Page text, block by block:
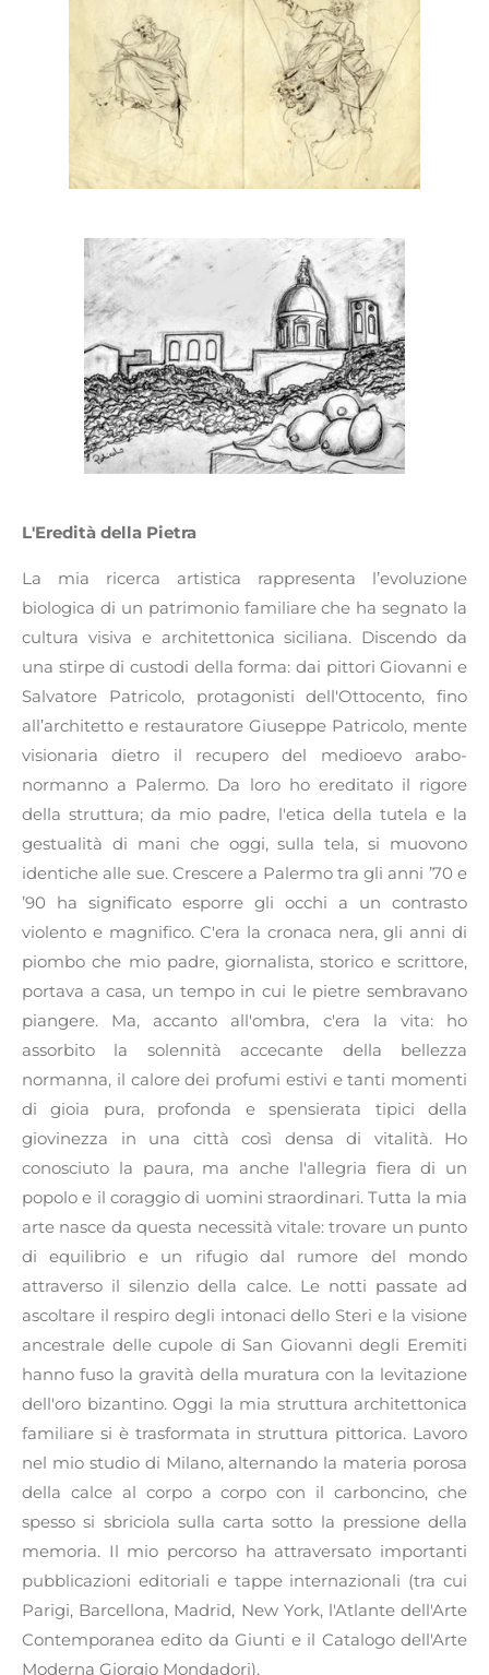
L'Eredità della Pietra
La mia ricerca artistica rappresenta l’evoluzione
biologica di un patrimonio familiare che ha segnato la
cultura visiva e architettonica siciliana. Discendo da
una stirpe di custodi della forma: dai pittori Giovanni e
Salvatore Patricolo, protagonisti dell'Ottocento, fino
all’architetto e restauratore Giuseppe Patricolo, mente
visionaria dietro il recupero del medioevo arabo-
normanno a Palermo. Da loro ho ereditato il rigore
della struttura; da mio padre, l'etica della tutela e la
gestualità di mani che oggi, sulla tela, si muovono
identiche alle sue. Crescere a Palermo tra gli anni ’70 e
’90 ha significato esporre gli occhi a un contrasto
violento e magnifico. C'era la cronaca nera, gli anni di
piombo che mio padre, giornalista, storico e scrittore,
portava a casa, un tempo in cui le pietre sembravano
piangere. Ma, accanto all'ombra, c'era la vita: ho
assorbito la solennità accecante della bellezza
normanna, il calore dei profumi estivi e tanti momenti
di gioia pura, profonda e spensierata tipici della
giovinezza in una città così densa di vitalità. Ho
conosciuto la paura, ma anche l'allegria fiera di un
popolo e il coraggio di uomini straordinari. Tutta la mia
arte nasce da questa necessità vitale: trovare un punto
di equilibrio e un rifugio dal rumore del mondo
attraverso il silenzio della calce. Le notti passate ad
ascoltare il respiro degli intonaci dello Steri e la visione
ancestrale delle cupole di San Giovanni degli Eremiti
hanno fuso la gravità della muratura con la levitazione
dell'oro bizantino. Oggi la mia struttura architettonica
familiare si è trasformata in struttura pittorica. Lavoro
nel mio studio di Milano, alternando la materia porosa
della calce al corpo a corpo con il carboncino, che
spesso si sbriciola sulla carta sotto la pressione della
memoria. Il mio percorso ha attraversato importanti
pubblicazioni editoriali e tappe internazionali (tra cui
Parigi, Barcellona, Madrid, New York, l'Atlante dell'Arte
Contemporanea edito da Giunti e il Catalogo dell'Arte
Moderna Giorgio Mondadori).